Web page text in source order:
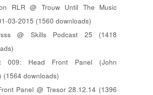
RLR @ Trouw Until The Music
03-2015 (1560 downloads)
@ Skills Podcast 25 (1418
009: Head Front Panel (John
(1564 downloads)
Panel @ Tresor 28.12.14 (1396